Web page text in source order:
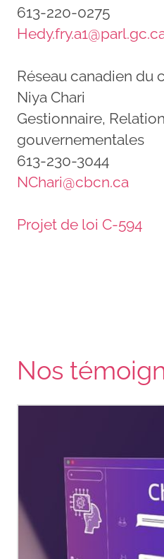
613-220-0275
Réseau canadien du
Niya Chari
Gestionnaire,
gouvernementales
613-230-3044
NChari@cbcn.ca
Projet de loi C-594
Nos